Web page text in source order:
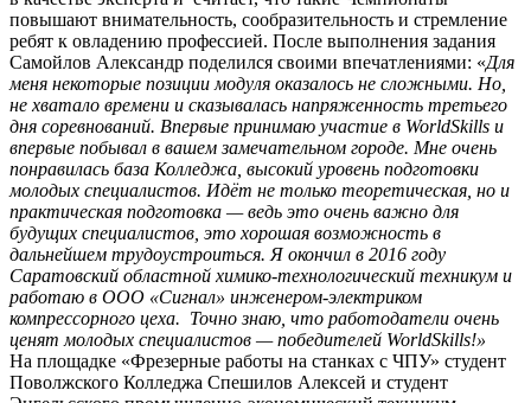
повышают внимательность, сообразительность и стремление
ребят к овладению профессией. После выполнения задания
Самойлов Александр поделился своими впечатлениями: «Для
меня некоторые позиции модуля оказалось не сложными. Но,
не хватало времени и сказывалась напряженность третьего
дня соревнований. Впервые принимаю участие в WorldSkills и
впервые побывал в вашем замечательном городе. Мне очень
понравилась база Колледжа, высокий уровень подготовки
молодых специалистов. Идёт не только теоретическая, но и
практическая подготовка — ведь это очень важно для
будущих специалистов, это хорошая возможность в
дальнейшем трудоустроиться. Я окончил в 2016 году
Саратовский областной химико-технологический техникум и
работаю в ООО «Сигнал» инженером-электриком
компрессорного цеха. Точно знаю, что работодатели очень
ценят молодых специалистов — победителей WorldSkills!»
На площадке «Фрезерные работы на станках с ЧПУ» студент
Поволжского Колледжа Спешилов Алексей и студент